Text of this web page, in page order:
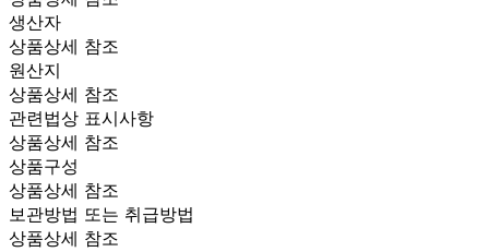
생산자
상품상세 참조
원산지
상품상세 참조
관련법상 표시사항
상품상세 참조
상품구성
상품상세 참조
보관방법 또는 취급방법
상품상세 참조